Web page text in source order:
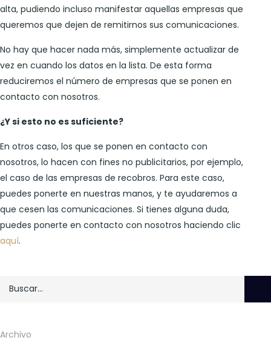
alta, pudiendo incluso manifestar aquellas empresas que
queremos que dejen de remitirnos sus comunicaciones.
No hay que hacer nada más, simplemente actualizar de
vez en cuando los datos en la lista. De esta forma
reduciremos el número de empresas que se ponen en
contacto con nosotros.
¿Y si esto no es suficiente?
En otros caso, los que se ponen en contacto con
nosotros, lo hacen con fines no publicitarios, por ejemplo,
el caso de las empresas de recobros. Para este caso,
puedes ponerte en nuestras manos, y te ayudaremos a
que cesen las comunicaciones. Si tienes alguna duda,
puedes ponerte en contacto con nosotros haciendo clic
aquí.
Archivo